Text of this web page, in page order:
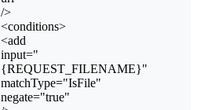
/>
<conditions>
<add
input="
{REQUEST_FILENAME}"
matchType="IsFile"
negate="true"